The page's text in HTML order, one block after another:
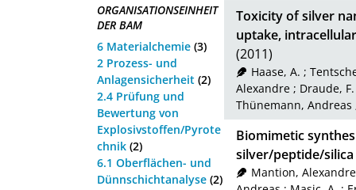
ORGANISATIONSEINHEIT
DER BAM
6 Materialchemie (3)
2 Prozess- und
Anlagensicherheit (2)
2.4 Prüfung und
Bewertung von
Explosivstoffen/Pyrote
chnik (2)
6.1 Oberflächen- und
Dünnschichtanalyse (2)
Toxicity of silver
uptake,
(2011)
Haase, A. ;
Alexandre ; Draude, F.
Thünemann, Andreas
Biomimetic
silver/peptide/silica
Mantion, Alexandre